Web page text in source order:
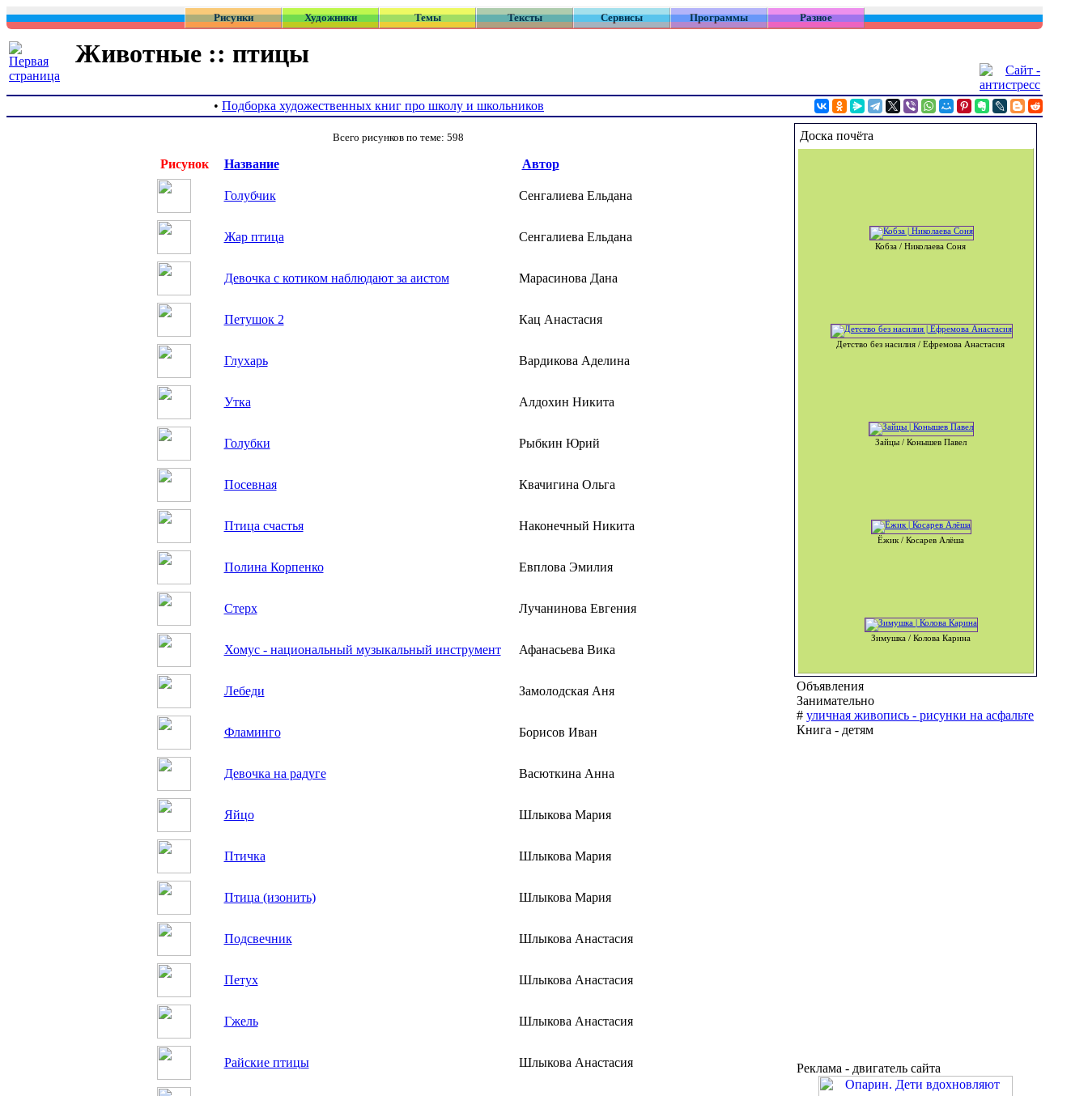
Рисунки Художники Темы Тексты Сервисы Программы Разное
Животные :: птицы
• Подборка художественных книг про школу и школьников
Всего рисунков по теме: 598
Рисунок Название Автор
Голубчик Сенгалиева Ельдана
Жар птица Сенгалиева Ельдана
Девочка с котиком наблюдают за аистом Марасинова Дана
Петушок 2 Кац Анастасия
Глухарь Вардикова Аделина
Утка Алдохин Никита
Голубки Рыбкин Юрий
Посевная Квачигина Ольга
Птица счастья Наконечный Никита
Полина Корпенко Евплова Эмилия
Стерх Лучанинова Евгения
Хомус - национальный музыкальный инструмент Афанасьева Вика
Лебеди Замолодская Аня
Фламинго Борисов Иван
Девочка на радуге Васюткина Анна
Яйцо Шлыкова Мария
Птичка Шлыкова Мария
Птица (изонить) Шлыкова Мария
Подсвечник Шлыкова Анастасия
Петух Шлыкова Анастасия
Гжель Шлыкова Анастасия
Райские птицы Шлыкова Анастасия
Доска почёта
Кобза / Николаева Соня
Детство без насилия / Ефремова Анастасия
Зайцы / Конышев Павел
Ёжик / Косарев Алёша
Зимушка / Колова Карина
Объявления
Занимательно
# уличная живопись - рисунки на асфальте
Книга - детям
Реклама - двигатель сайта